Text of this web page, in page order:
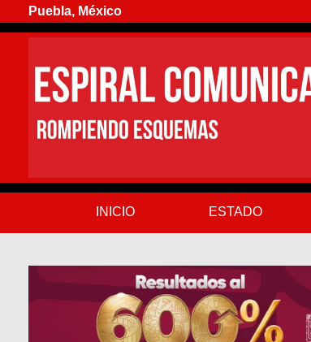
Puebla, México
INICIO ESTADO